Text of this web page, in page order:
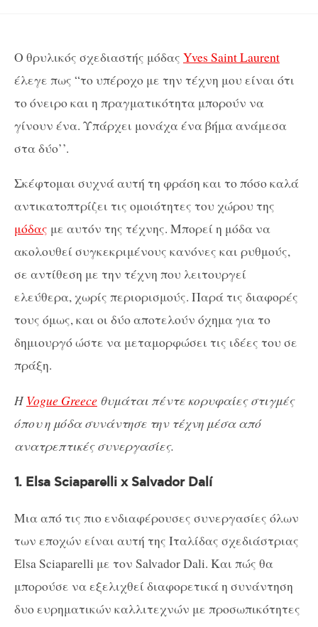
Ο θρυλικός σχεδιαστής μόδας Yves Saint Laurent
έλεγε πως “το υπέροχο με την τέχνη μου είναι ότι
το όνειρο και η πραγματικότητα μπορούν να
γίνουν ένα. Υπάρχει μονάχα ένα βήμα ανάμεσα
στα δύο’’.
Σκέφτομαι συχνά αυτή τη φράση και το πόσο καλά
αντικατοπτρίζει τις ομοιότητες του χώρου της
μόδας με αυτόν της τέχνης. Μπορεί η μόδα να
ακολουθεί συγκεκριμένους κανόνες και ρυθμούς,
σε αντίθεση με την τέχνη που λειτουργεί
ελεύθερα, χωρίς περιορισμούς. Παρά τις διαφορές
τους όμως, και οι δύο αποτελούν όχημα για το
δημιουργό ώστε να μεταμορφώσει τις ιδέες του σε
πράξη.
ΗVogue Greece θυμάται πέντε κορυφαίες στιγμές
όπου η μόδα συνάντησε την τέχνη μέσα από
ανατρεπτικές συνεργασίες.
1. Elsa Sciaparelli x Salvador Dalí
Μια από τις πιο ενδιαφέρουσες συνεργασίες όλων
των εποχών είναι αυτή της Ιταλίδας σχεδιάστριας
Elsa Sciaparelli με τον Salvador Dali. Και πώς θα
μπορούσε να εξελιχθεί διαφορετικά η συνάντηση
δυο ευρηματικών καλλιτεχνών με προσωπικότητες